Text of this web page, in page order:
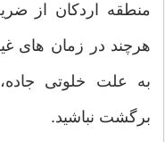
منطقه اردکان از
هرچند در زمان های
به علت خلوتی
برگشت نباشید.